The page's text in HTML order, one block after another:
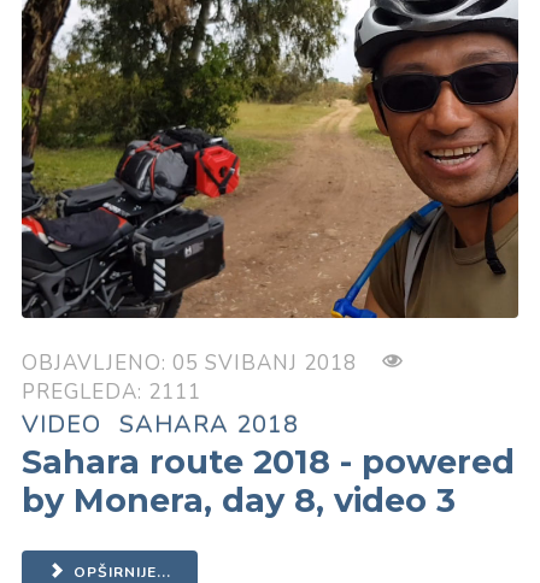
OBJAVLJENO: 05 SVIBANJ 2018
PREGLEDA: 2111
VIDEO SAHARA 2018
Sahara route 2018 - powered
by Monera, day 8, video 3
OPŠIRNIJE...